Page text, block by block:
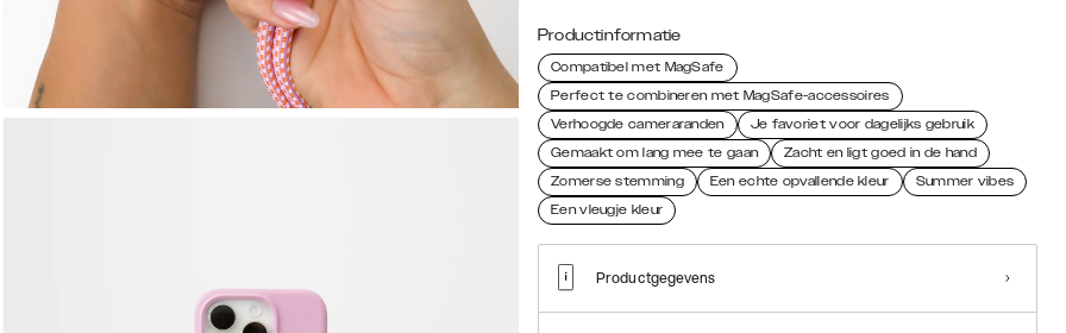
Productinformatie
Compatibel met MagSafe
Perfect te combineren met MagSafe-accessoires
Verhoogde cameraranden
Je favoriet voor dagelijks gebruik
Gemaakt om lang mee te gaan
Zacht en ligt goed in de hand
Zomerse stemming
Een echte opvallende kleur
Summer vibes
Een vleugje kleur
Productgegevens